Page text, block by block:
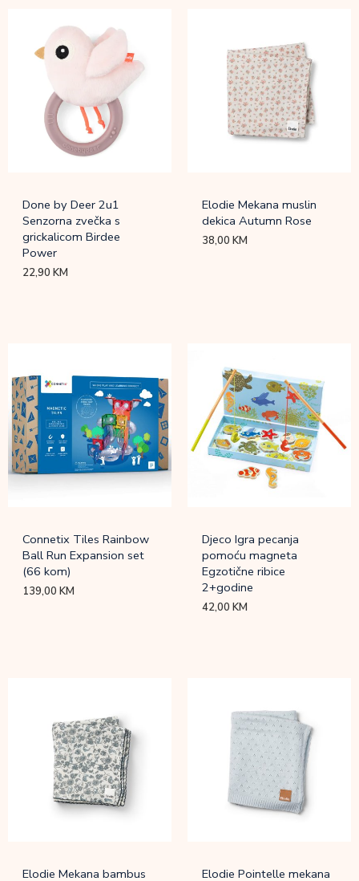
Done by Deer 2u1
Senzorna zvečka s
grickalicom Birdee
Power
22,90KM
Elodie Mekana muslin
dekica Autumn Rose
38,00KM
Connetix Tiles Rainbow
Ball Run Expansion set
(66 kom)
139,00KM
Djeco Igra pecanja
pomoću magneta
Egzotične ribice
2+godine
42,00KM
Elodie Mekana bambus
Elodie Pointelle mekana